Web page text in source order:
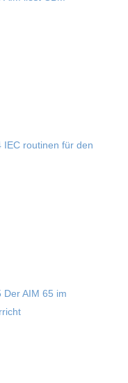
IEC routinen für den
Der AIM 65 im